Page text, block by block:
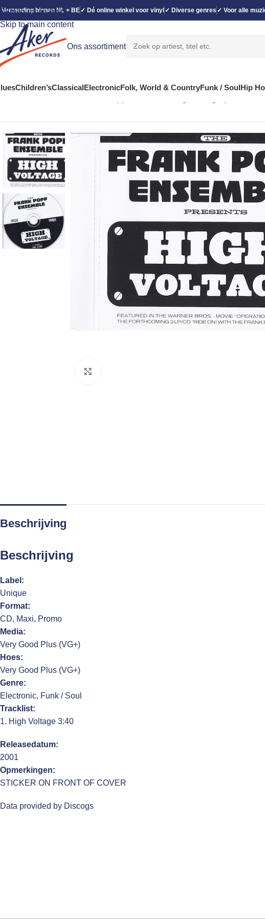
Skip to navigation
Skip to main content
binnen NL + BE✓ Dé online winkel voor vinyl ✓ Diverse genres ✓ Voor alle
Ons assortiment
Children’sClassicalElectronicFolk, World & CountryFunk / SoulHip
Beschrijving
Beschrijving
Label:
Unique
Format:
CD, Maxi, Promo
Media:
Very Good Plus (VG+)
Hoes:
Very Good Plus (VG+)
Genre:
Electronic, Funk / Soul
Tracklist:
1. High Voltage 3:40
Releasedatum:
2001
Opmerkingen:
STICKER ON FRONT OF COVER
Data provided by Discogs